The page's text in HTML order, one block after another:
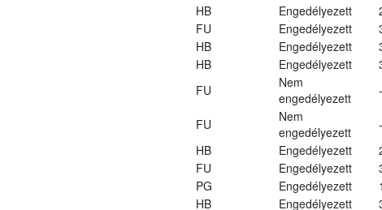
HB Engedélyezett
FU Engedélyezett
HB Engedélyezett
HB Engedélyezett
FU
Nem
engedélyezett
-
FU
Nem
engedélyezett
-
HB Engedélyezett
FU Engedélyezett
PG Engedélyezett
HB Engedélyezett